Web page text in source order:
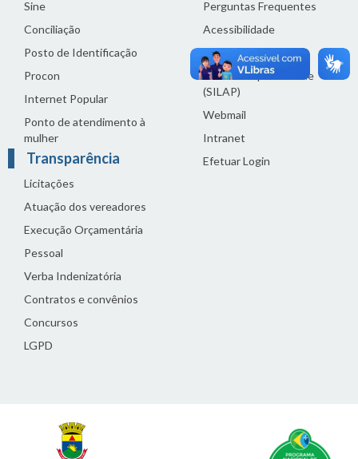
Sine
Conciliação
Posto de Identificação
Procon
Internet Popular
Ponto de atendimento à
mulher
Transparência
Licitações
Atuação dos vereadores
Execução Orçamentária
Pessoal
Verba Indenizatória
Contratos e convênios
Concursos
LGPD
Perguntas Frequentes
Acessibilidade
Termos de uso
Política de privacidade
(SILAP)
Webmail
Intranet
Efetuar Login